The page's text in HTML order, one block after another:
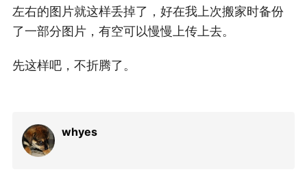
左右的图片就这样丢掉了，好在我上次搬家时备份
了一部分图片，有空可以慢慢上传上去。
先这样吧，不折腾了。
whyes